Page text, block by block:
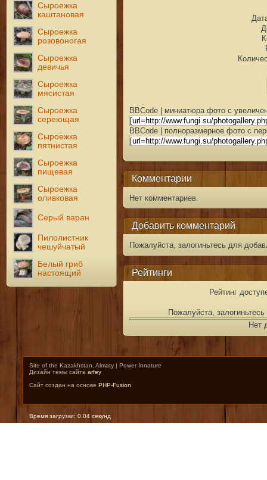
Сыроежка
каштановая
Сыроежка
розовоногая
Сыроежка
девичья
Сыроежка
мясистая
Сыроежка
сереющая
Сыроежка
пятнистая
Сыроежка
пищевая
Сыроежка
оливковая
Серый варан
Пилолистник
чешуйчатый
Белый гриб
настоящий
BBCode | миниатюра фото с
BBCode | полноразмерное фото с
Комментарии
Нет комментариев.
Добавить комментарий
Пожалуйста, залогиньтесь для
Рейтинги
Рейтинг
Пожалуйста,
Нет
Site of the Kazakhstan, Almaty | Power Innature
Дизайн темы сайта arfey
Сайт создан на основе PHP-Fusion
Время загрузки: 0.04 секунд